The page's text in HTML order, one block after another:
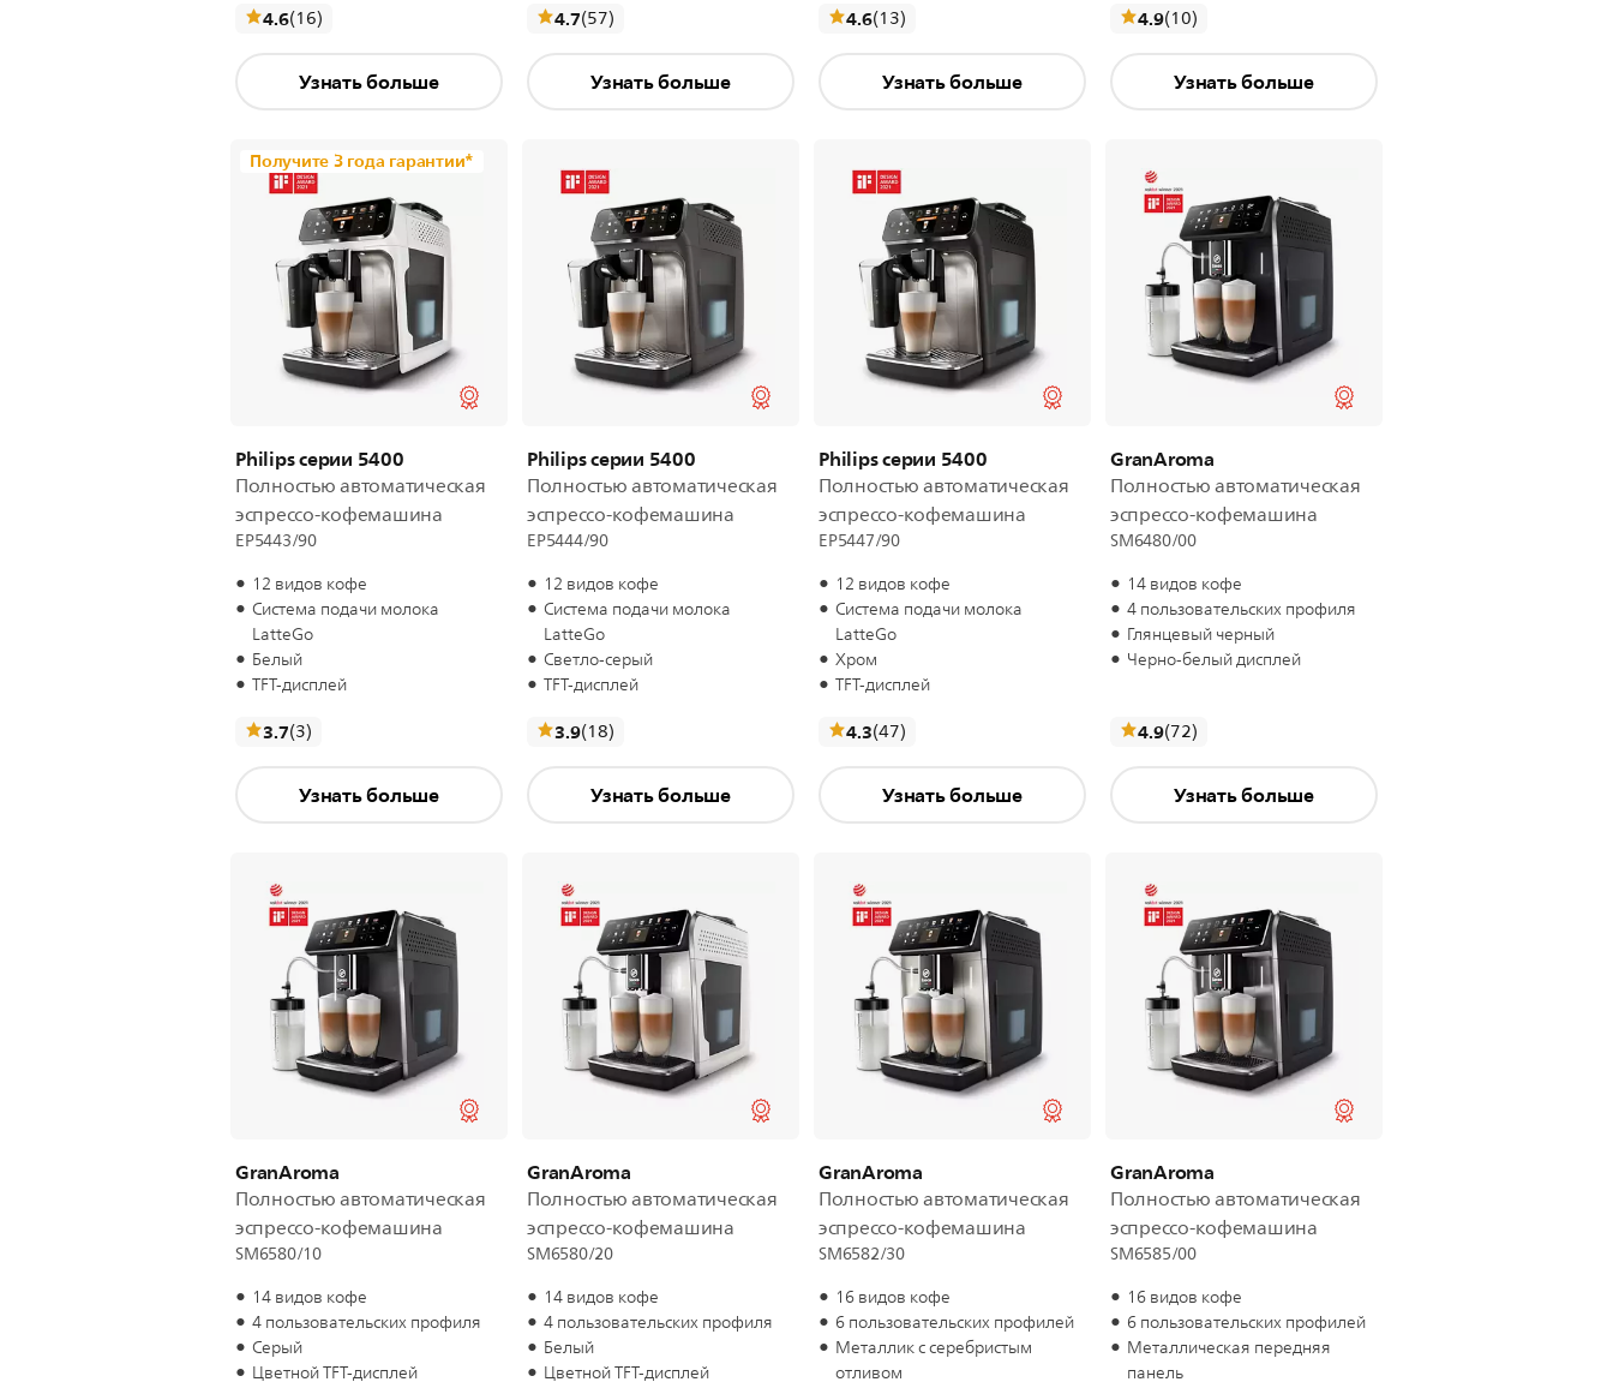
4.6(16отзывы
)
Узнать больше
4.7(57отзывы
)
Узнать больше
4.6(13отзывы
)
Узнать больше
4.9(10отзывы
)
Узнать больше
Получите 3 года гарантии*
Philips серии 5400
Полностью автоматическая
эспрессо-кофемашина
EP5443/90
12 видов кофе
Система подачи молока
LatteGo
Белый
TFT-дисплей
3.7(3отзывы
)
Узнать больше
Philips серии 5400
Полностью автоматическая
эспрессо-кофемашина
EP5444/90
12 видов кофе
Система подачи молока
LatteGo
Светло-серый
TFT-дисплей
3.9(18отзывы
)
Узнать больше
Philips серии 5400
Полностью автоматическая
эспрессо-кофемашина
EP5447/90
12 видов кофе
Система подачи молока
LatteGo
Хром
TFT-дисплей
4.3(47отзывы
)
Узнать больше
GranAroma
Полностью автоматическая
эспрессо-кофемашина
SM6480/00
14 видов кофе
4 пользовательских профиля
Глянцевый черный
Черно-белый дисплей
4.9(72отзывы
)
Узнать больше
GranAroma
Полностью автоматическая
эспрессо-кофемашина
SM6580/10
14 видов кофе
4 пользовательских профиля
Серый
Цветной TFT-дисплей
GranAroma
Полностью автоматическая
эспрессо-кофемашина
SM6580/20
14 видов кофе
4 пользовательских профиля
Белый
Цветной TFT-дисплей
GranAroma
Полностью автоматическая
эспрессо-кофемашина
SM6582/30
16 видов кофе
6 пользовательских профилей
Металлик с серебристым
отливом
GranAroma
Полностью автоматическая
эспрессо-кофемашина
SM6585/00
16 видов кофе
6 пользовательских профилей
Металлическая передняя
панель